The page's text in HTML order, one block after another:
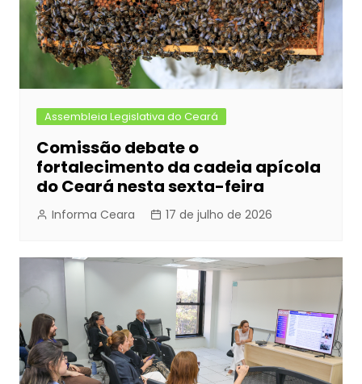
Assembleia Legislativa do Ceará
Comissão debate o
fortalecimento da cadeia apícola
do Ceará nesta sexta-feira
Informa Ceara 17 de julho de 2026